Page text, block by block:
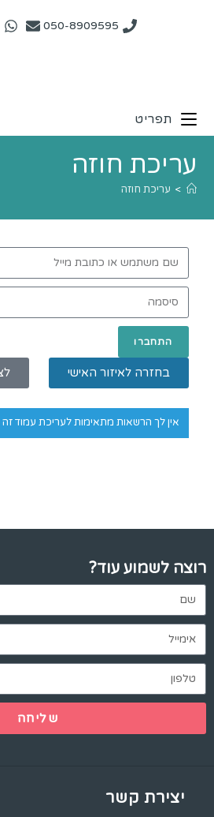
050-8909595
תפריט
עריכת חוזה
> עריכת חוזה
התחברו
בחזרה לאיזור האישי
אין לך הרשאות מתאימות לעריכת עמוד זה
רוצה לשמוע עוד?
שליחה
יצירת קשר